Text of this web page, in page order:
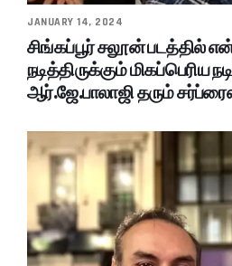
JANUARY 14, 2024
சிங்கப்பூர் சலூன் படத்தில்
நடித்திருக்கும் மிகப்பெரிய
ஆர்.ஜே.பாலாஜி தரும்